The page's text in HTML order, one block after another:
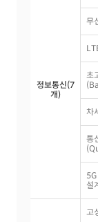
정보통신(7
개)
무
초
차
통
설
고